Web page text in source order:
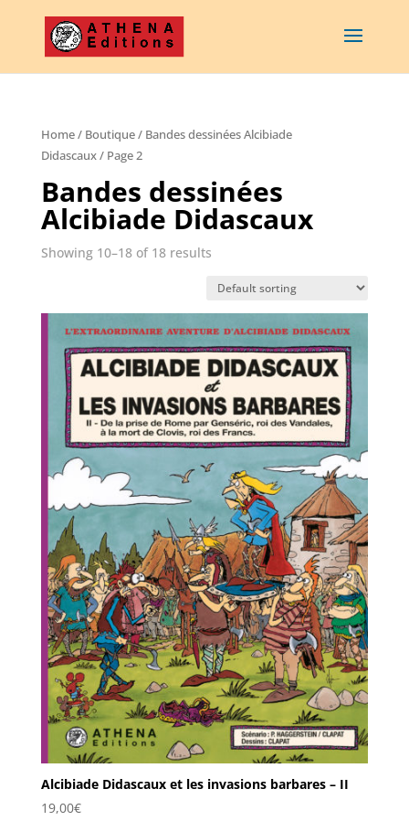
Home/ Boutique/ Bandes dessinées Alcibiade
Didascaux/ Page 2
Bandes dessinées
Alcibiade Didascaux
Showing 10–18 of 18 results
Alcibiade Didascaux et les invasions barbares – II
19,00€